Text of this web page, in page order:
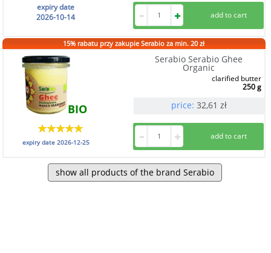
expiry date
2026-10-14
15% rabatu przy zakupie Serabio za min. 20 zł
Serabio Serabio Ghee
Organic
BIO
clarified butter
250 g
price: 32,61 zł
expiry date 2026-12-25
show all products of the brand Serabio